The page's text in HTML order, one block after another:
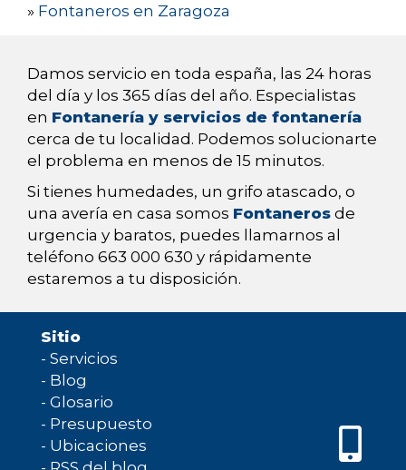
» Fontaneros en Zaragoza
Damos servicio en toda españa, las 24 horas
del día y los 365 días del año. Especialistas
en Fontanería y servicios de fontanería
cerca de tu localidad. Podemos solucionarte
el problema en menos de 15 minutos.
Si tienes humedades, un grifo atascado, o
una avería en casa somos Fontaneros de
urgencia y baratos, puedes llamarnos al
teléfono 663 000 630 y rápidamente
estaremos a tu disposición.
Sitio
- Servicios
- Blog
- Glosario
- Presupuesto
- Ubicaciones